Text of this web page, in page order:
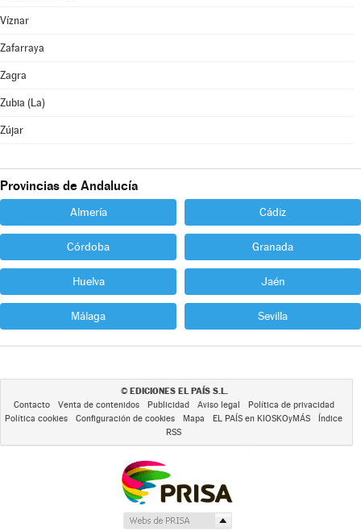
Víznar
Zafarraya
Zagra
Zubia (La)
Zújar
Provincias de Andalucía
Almería Cádiz
Córdoba Granada
Huelva Jaén
Málaga Sevilla
© EDICIONES EL PAÍS S.L.
Contacto Venta de contenidos Publicidad Aviso legal
Política de privacidad
Política cookies
Configuración de cookies Mapa EL PAÍS en KIOSKOyMÁS
Índice
RSS